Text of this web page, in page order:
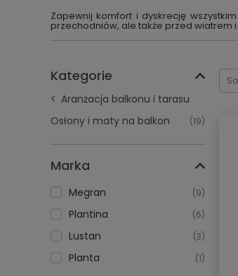
Zapewnij komfort i dyskrecję
przechodniów, ale także przed wiatrem
Kategorie
Aranżacja balkonu i tarasu
Osłony i maty na balkon
(19)
Marka
Megran (9)
Plantina (6)
Lustan (3)
Planta (1)